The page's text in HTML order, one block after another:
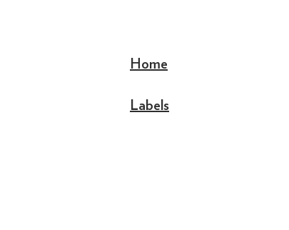
Home
Labels